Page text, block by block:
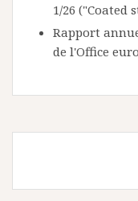
1/26 ("Coated
Rapport
de l'Office